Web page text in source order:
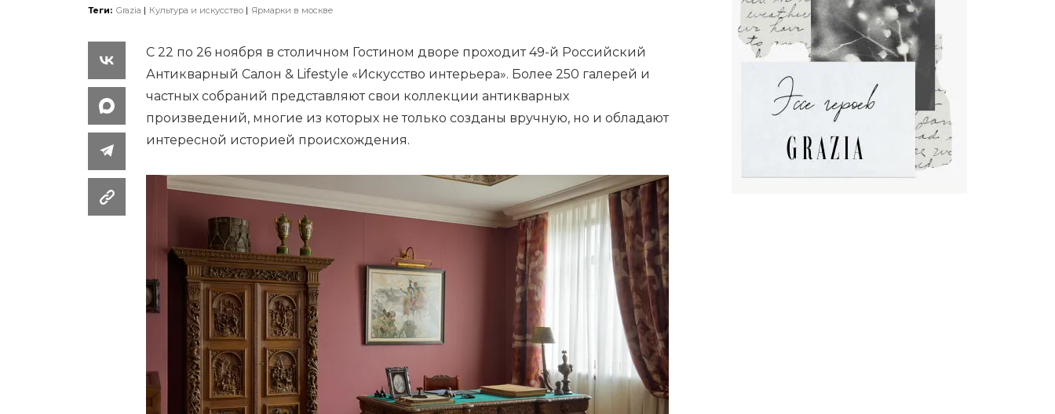
Теги: Grazia Культура и искусство Ярмарки в москве
С 22 по 26 ноября в столичном Гостином дворе проходит 49-й Российский
Антикварный Салон & Lifestyle «Искусство интерьера». Более 250 галерей и
частных собраний представляют свои коллекции антикварных
произведений, многие из которых не только созданы вручную, но и обладают
интересной историей происхождения.